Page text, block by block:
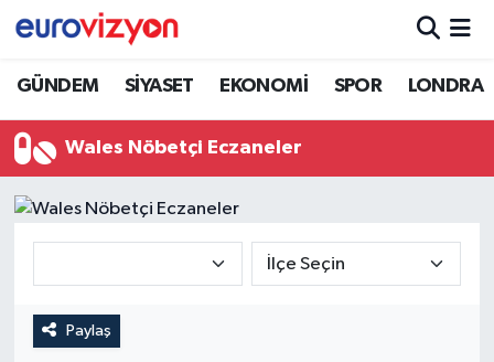
GÜNDEM SİYASET EKONOMİ SPOR LONDRA
Wales Nöbetçi Eczaneler
Paylaş